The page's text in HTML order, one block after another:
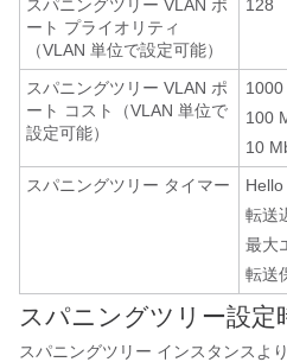
スパニングツリー VLAN ポ
ート プライオリティ
（VLAN 単位で設定可能）
128
スパニングツリー VLAN ポ
ート コスト（VLAN 単位で
設定可能）
100
10
スパニングツリー タイマー
転送
最大
転送
スパニングツリー設定
スパニングツリー インスタンスよ